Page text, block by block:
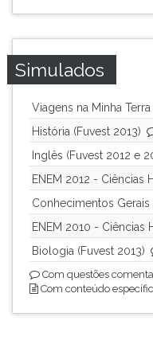
Simulados
Viagens na Minha Terra
História (Fuvest 2013)
Inglês (Fuvest 2012 e
ENEM 2012 - Ciências
Conhecimentos Gerais
ENEM 2010 - Ciências
Biologia (Fuvest 2013)
Com questões
Com conteúdo